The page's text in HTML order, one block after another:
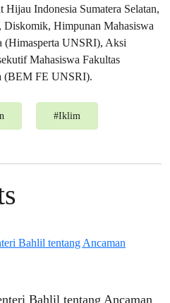
Hijau Indonesia Sumatera Selatan,
Himpunan Mahasiswa
(Himasperta UNSRI), Aksi
Mahasiswa Fakultas
(BEM FE UNSRI).
#Iklim
Bahlil tentang Ancaman